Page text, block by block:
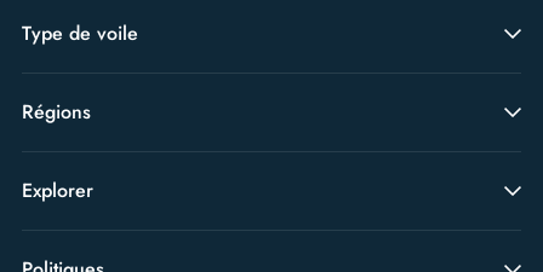
Type de voile
Régions
Explorer